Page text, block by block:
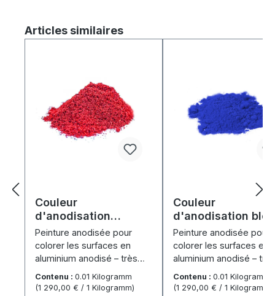
Ignorer la galerie de produits
Articles similaires
Couleur
d'anodisation
"Rouge" (10 g)
Peinture anodisée pour
colorer les surfaces en
aluminium anodisé – très
Contenu : 0.01 Kilogramm
(1 290,00 € / 1 Kilogramm)
Couleur
d'anodisation
(10 g)
Peinture anodisée pour
colorer les surfaces en
aluminium anodisé –
Contenu :0.01 Kilogramm
(1 290,00 € / 1 Kilogramm)